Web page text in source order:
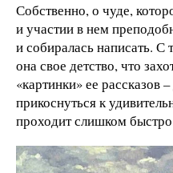
Собственно, о чуде,
и участии в нем
и собиралась написать. С
она свое детство, что
«картинки» ее рассказов
прикоснуться к
проходит слишком